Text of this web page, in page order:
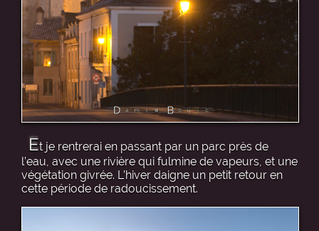
Et je rentrerai en passant par un parc près de
l’eau, avec une rivière qui fulmine de vapeurs, et une
végétation givrée. L’hiver daigne un petit retour en
cette période de radoucissement.